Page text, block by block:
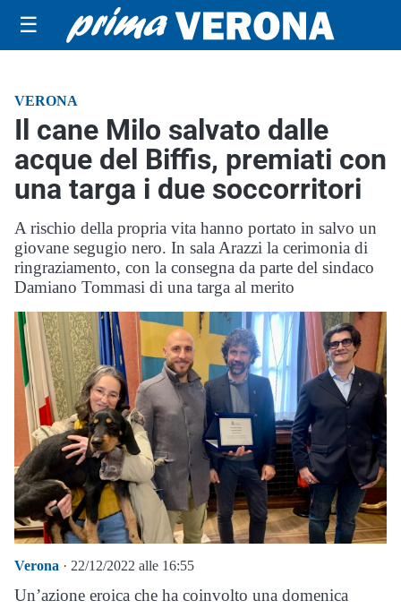
☰
VERONA
Il cane Milo salvato dalle
acque del Biffis, premiati con
una targa i due soccorritori
A rischio della propria vita hanno portato in salvo un
giovane segugio nero. In sala Arazzi la cerimonia di
ringraziamento, con la consegna da parte del sindaco
Damiano Tommasi di una targa al merito
Verona · 22/12/2022 alle 16:55
Un’azione eroica che ha coinvolto una domenica